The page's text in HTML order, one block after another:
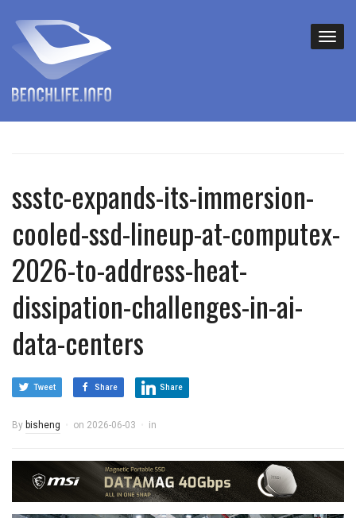
ssstc-expands-its-immersion-
cooled-ssd-lineup-at-computex-
2026-to-address-heat-
dissipation-challenges-in-ai-
data-centers
Tweet Share Share
By bisheng on 2026-06-03 in